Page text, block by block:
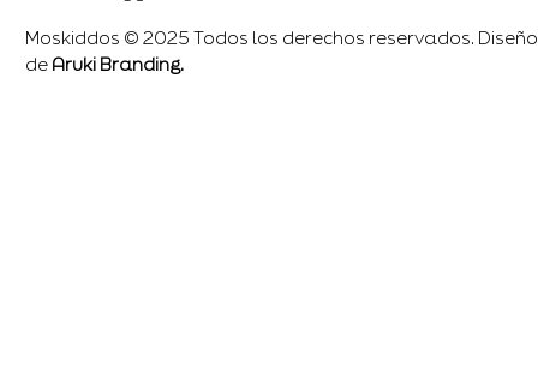
Moskiddos © 2025 Todos los derechos reservados. Diseño
de Aruki Branding.